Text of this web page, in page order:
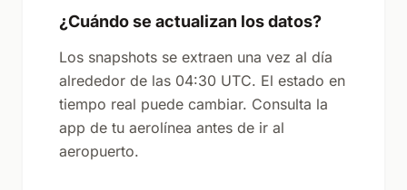
¿Cuándo se actualizan los datos?
Los snapshots se extraen una vez al día
alrededor de las 04:30 UTC. El estado en
tiempo real puede cambiar. Consulta la
app de tu aerolínea antes de ir al
aeropuerto.